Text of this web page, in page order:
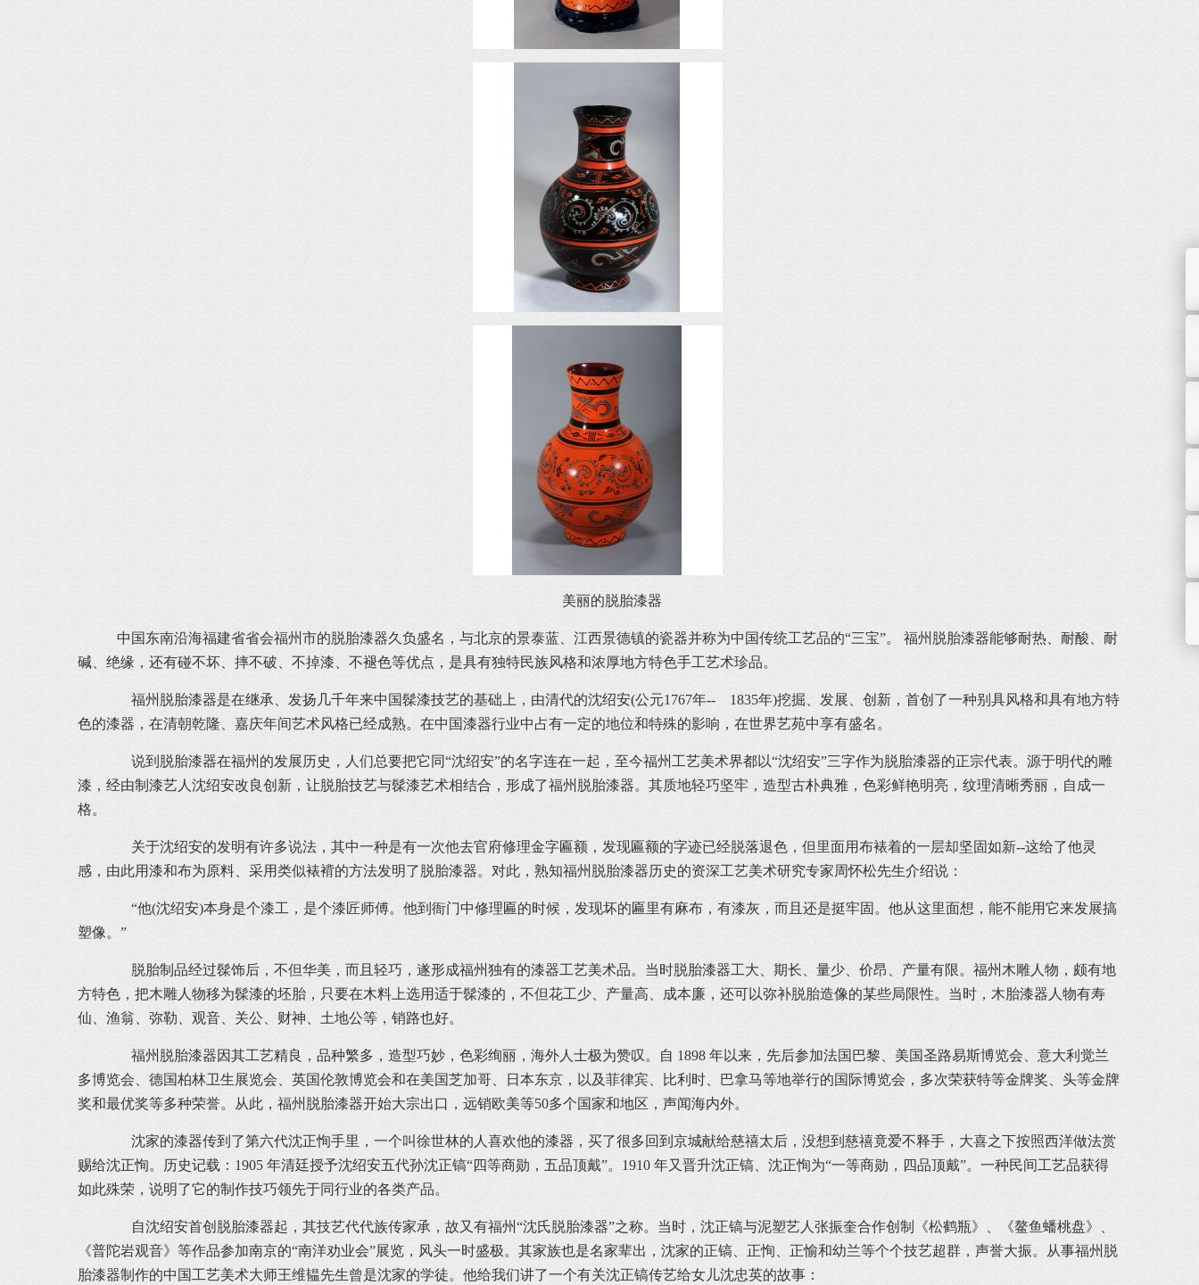
美丽的脱胎漆器
中国东南沿海福建省省会福州市的脱胎漆器久负盛名，与北京的景泰蓝、江西景德镇的瓷器并称为中国传统工艺品的“三宝”。 福州脱胎漆器能够耐热、耐酸、耐
碱、绝缘，还有碰不坏、摔不破、不掉漆、不褪色等优点，是具有独特民族风格和浓厚地方特色手工艺术珍品。
福州脱胎漆器是在继承、发扬几千年来中国髹漆技艺的基础上，由清代的沈绍安(公元1767年-- 1835年)挖掘、发展、创新，首创了一种别具风格和具有地方特
色的漆器，在清朝乾隆、嘉庆年间艺术风格已经成熟。在中国漆器行业中占有一定的地位和特殊的影响，在世界艺苑中享有盛名。
说到脱胎漆器在福州的发展历史，人们总要把它同“沈绍安”的名字连在一起，至今福州工艺美术界都以“沈绍安”三字作为脱胎漆器的正宗代表。源于明代的雕
漆，经由制漆艺人沈绍安改良创新，让脱胎技艺与髹漆艺术相结合，形成了福州脱胎漆器。其质地轻巧坚牢，造型古朴典雅，色彩鲜艳明亮，纹理清晰秀丽，自成一
格。
关于沈绍安的发明有许多说法，其中一种是有一次他去官府修理金字匾额，发现匾额的字迹已经脱落退色，但里面用布裱着的一层却坚固如新--这给了他灵
感，由此用漆和布为原料、采用类似裱褙的方法发明了脱胎漆器。对此，熟知福州脱胎漆器历史的资深工艺美术研究专家周怀松先生介绍说：
“他(沈绍安)本身是个漆工，是个漆匠师傅。他到衙门中修理匾的时候，发现坏的匾里有麻布，有漆灰，而且还是挺牢固。他从这里面想，能不能用它来发展搞
塑像。”
脱胎制品经过髹饰后，不但华美，而且轻巧，遂形成福州独有的漆器工艺美术品。当时脱胎漆器工大、期长、量少、价昂、产量有限。福州木雕人物，颇有地
方特色，把木雕人物移为髹漆的坯胎，只要在木料上选用适于髹漆的，不但花工少、产量高、成本廉，还可以弥补脱胎造像的某些局限性。当时，木胎漆器人物有寿
仙、渔翁、弥勒、观音、关公、财神、土地公等，销路也好。
福州脱胎漆器因其工艺精良，品种繁多，造型巧妙，色彩绚丽，海外人士极为赞叹。自 1898 年以来，先后参加法国巴黎、美国圣路易斯博览会、意大利觉兰
多博览会、德国柏林卫生展览会、英国伦敦博览会和在美国芝加哥、日本东京，以及菲律宾、比利时、巴拿马等地举行的国际博览会，多次荣获特等金牌奖、头等金牌
奖和最优奖等多种荣誉。从此，福州脱胎漆器开始大宗出口，远销欧美等50多个国家和地区，声闻海内外。
沈家的漆器传到了第六代沈正恂手里，一个叫徐世林的人喜欢他的漆器，买了很多回到京城献给慈禧太后，没想到慈禧竟爱不释手，大喜之下按照西洋做法赏
赐给沈正恂。历史记载：1905 年清廷授予沈绍安五代孙沈正镐“四等商勋，五品顶戴”。1910 年又晋升沈正镐、沈正恂为“一等商勋，四品顶戴”。一种民间工艺品获得
如此殊荣，说明了它的制作技巧领先于同行业的各类产品。
自沈绍安首创脱胎漆器起，其技艺代代族传家承，故又有福州“沈氏脱胎漆器”之称。当时，沈正镐与泥塑艺人张振奎合作创制《松鹤瓶》、《鳌鱼蟠桃盘》、
《普陀岩观音》等作品参加南京的“南洋劝业会”展览，风头一时盛极。其家族也是名家辈出，沈家的正镐、正恂、正愉和幼兰等个个技艺超群，声誉大振。从事福州脱
胎漆器制作的中国工艺美术大师王维韫先生曾是沈家的学徒。他给我们讲了一个有关沈正镐传艺给女儿沈忠英的故事：